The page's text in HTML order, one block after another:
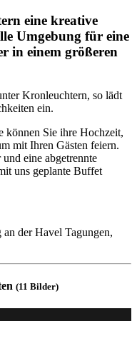
eine kreative
Umgebung für eine
in einem größeren
Kronleuchtern, so lädt
ein.
können Sie ihre Hochzeit,
mit Ihren Gästen feiern.
eine abgetrennte
uns geplante Buffet
(11 Bilder)